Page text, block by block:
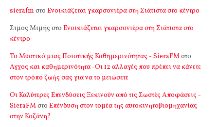
sierafm στο Ενοικιάζεται γκαρσονιέρα στη Σιάτιστα στο κέντρο
Σιμος Μιμής στο Ενοικιάζεται γκαρσονιέρα στη Σιάτιστα στο
κέντρο
Το Μυστικό μιας Ποιοτικής Καθημερινότητας - SieraFMστο
Αγχος και καθημερινότητα -Οι 12 αλλαγές που πρέπει να κάνετε
στον τρόπο ζωής σας για να το μειώσετε
Οι Καλύτερες Επενδύσεις Ξεκινούν από τις Σωστές Αποφάσεις -
SieraFMστο Επένδυση στον τομέα της αυτοκινητοβιομηχανίας
στην Κοζάνη?